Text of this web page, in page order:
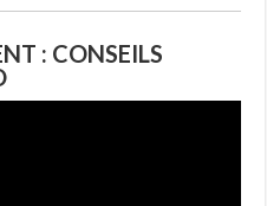
: CONSEILS